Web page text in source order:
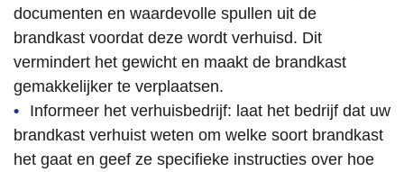
documenten en waardevolle spullen uit de
brandkast voordat deze wordt verhuisd. Dit
vermindert het gewicht en maakt de brandkast
gemakkelijker te verplaatsen.
Informeer het verhuisbedrijf: laat het bedrijf dat uw
brandkast verhuist weten om welke soort brandkast
het gaat en geef ze specifieke instructies over hoe